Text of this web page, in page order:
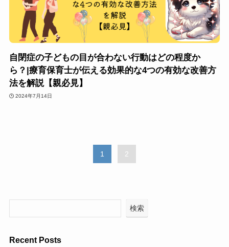
自閉症の子どもの目が合わない行動はどの程度か
ら？|療育保育士が伝える効果的な4つの有効な改善方
法を解説【親必見】
2024年7月14日
1 2
検索
Recent Posts